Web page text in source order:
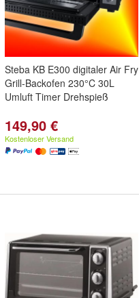
Steba KB E300 digitaler Air Fry
Grill-Backofen 230°C 30L
Umluft Timer Drehspieß
149,90 €
Kostenloser Versand